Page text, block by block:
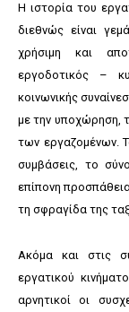
Η ιστορία του
διεθνώς είναι
χρήσιμη και
εργοδοτικός –
κοινωνικής
με την υποχώρηση,
των εργαζομένων.
συμβάσεις, το
επίπονη
τη σφραγίδα της
Ακόμα και στις
εργατικού
αρνητικοί οι